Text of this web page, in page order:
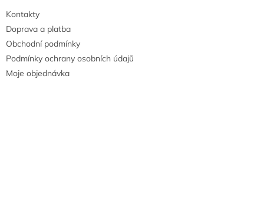
Kontakty
Doprava a platba
Obchodní podmínky
Podmínky ochrany osobních údajů
Moje objednávka